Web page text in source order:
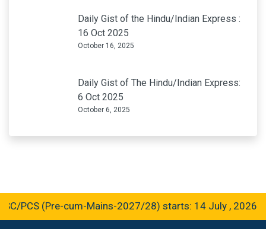
Oct 2025
October 6, 2025
B-36, Sector-C, Aliganj – Near Aliganj, Post Office Lucknow